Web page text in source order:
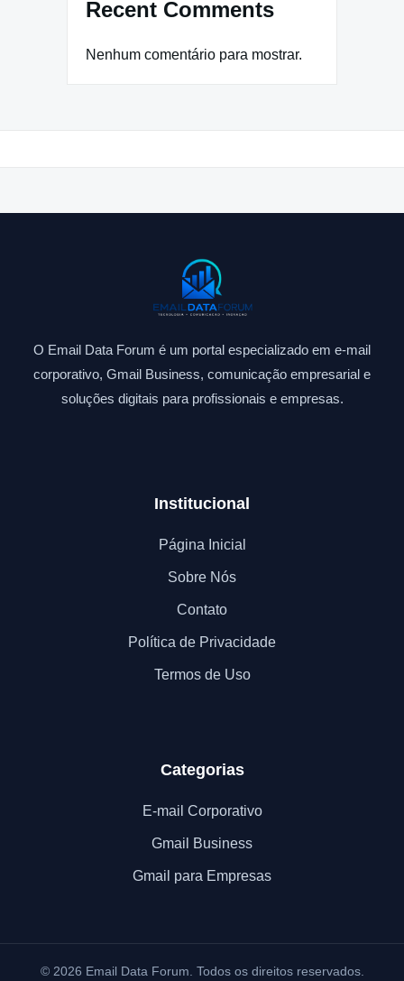
Recent Comments
Nenhum comentário para mostrar.
O Email Data Forum é um portal especializado em e-mail
corporativo, Gmail Business, comunicação empresarial e
soluções digitais para profissionais e empresas.
Institucional
Página Inicial
Sobre Nós
Contato
Política de Privacidade
Termos de Uso
Categorias
E-mail Corporativo
Gmail Business
Gmail para Empresas
© 2026 Email Data Forum. Todos os direitos reservados.